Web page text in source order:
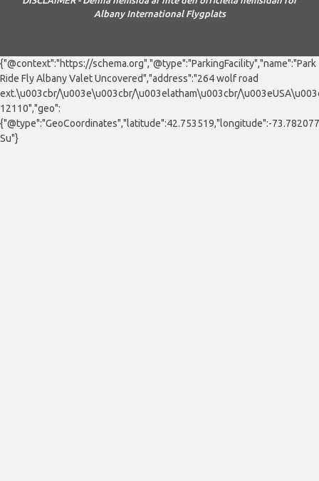
Albany International Flygplats
{"@context":"https://schema.org","@type":"ParkingFacility","name":"Park
Ride Fly Albany Valet Uncovered","address":"264 wolf road
ext.\u003cbr/\u003e\u003cbr/\u003elatham\u003cbr/
12110","geo":
{"@type":"GeoCoordinates","latitude":42.753519,"longitude":-
Su"}